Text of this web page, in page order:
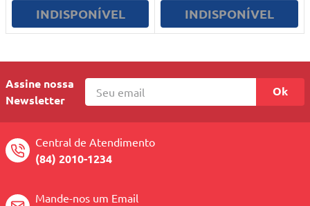
INDISPONÍVEL INDISPONÍVEL
Assine nossa
Newsletter
Ok
Central de Atendimento
(84) 2010-1234
Mande-nos um Email